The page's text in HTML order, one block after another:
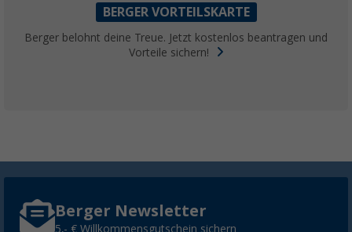
BERGER VORTEILSKARTE
Berger belohnt deine Treue. Jetzt kostenlos beantragen und
Vorteile sichern!
Berger Newsletter
5,- € Willkommensgutschein sichern